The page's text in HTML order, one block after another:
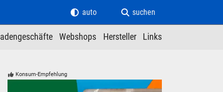
Webshops Hersteller Links
suchen
auto
Konsum-Empfehlung